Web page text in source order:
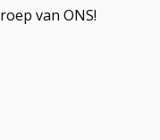
van ONS!